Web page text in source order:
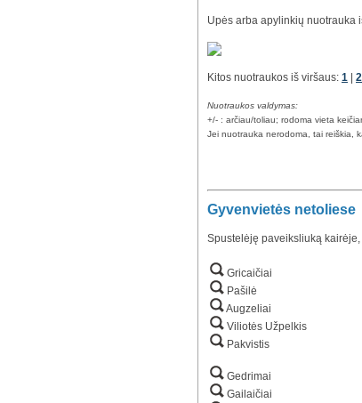
Upės arba apylinkių nuotrauka
Kitos nuotraukos iš viršaus: 1 | 2
Nuotraukos valdymas:
+/- : arčiau/toliau; rodoma vieta
Jei nuotrauka nerodoma, tai reiškia,
Gyvenvietės netoliese
Spustelėję paveiksliuką
Gricaičiai
Pašilė
Augzeliai
Viliotės Užpelkis
Pakvistis
Gedrimai
Gailaičiai